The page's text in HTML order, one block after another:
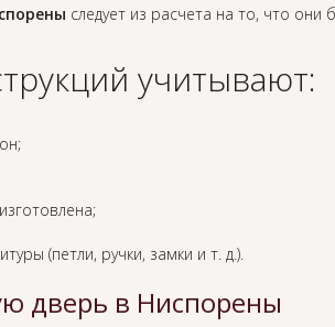
следует из расчета на то, что они
учитывают:
(петли, ручки, замки и т. д.).
дверь в Ниспорены